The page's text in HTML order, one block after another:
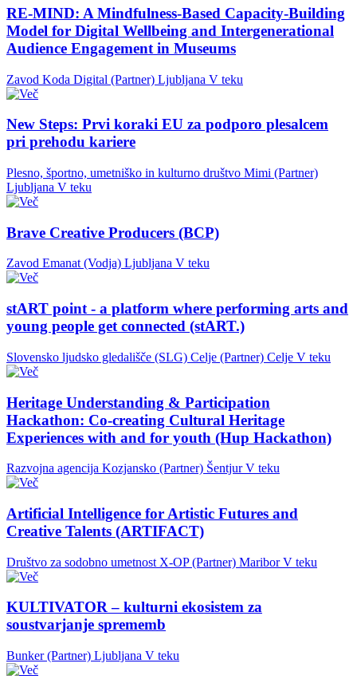
RE-MIND: A Mindfulness-Based Capacity-Building
Model for Digital Wellbeing and Intergenerational
Audience Engagement in Museums
Zavod Koda Digital (Partner) Ljubljana V teku
New Steps: Prvi koraki EU za podporo plesalcem
pri prehodu kariere
Plesno, športno, umetniško in kulturno društvo Mimi (Partner)
Ljubljana V teku
Brave Creative Producers (BCP)
Zavod Emanat (Vodja) Ljubljana V teku
stART point - a platform where performing arts and
young people get connected (stART.)
Slovensko ljudsko gledališče (SLG) Celje (Partner) Celje V teku
Heritage Understanding & Participation
Hackathon: Co-creating Cultural Heritage
Experiences with and for youth (Hup Hackathon)
Razvojna agencija Kozjansko (Partner) Šentjur V teku
Artificial Intelligence for Artistic Futures and
Creative Talents (ARTIFACT)
Društvo za sodobno umetnost X-OP (Partner) Maribor V teku
KULTIVATOR – kulturni ekosistem za
soustvarjanje sprememb
Bunker (Partner) Ljubljana V teku